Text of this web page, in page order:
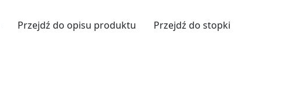
Przejdź do opisu produktu
Przejdź do stopki